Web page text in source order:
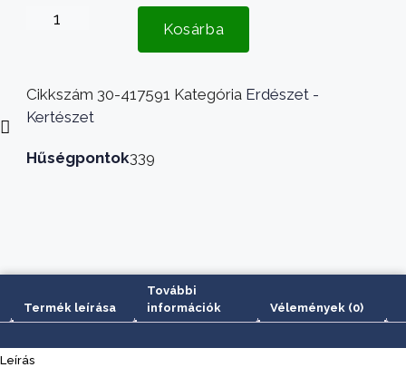
Gyepszellőztető
KO
36E
mennyiség
Kosárba
Cikkszám 30-417591 Kategória Erdészet -
Kertészet
Hűségpontok339
Termék leírása
További
információk
Vélemények (0)
Leírás